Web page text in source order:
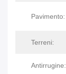
Pavimento:
Terreni:
Antirrugine: